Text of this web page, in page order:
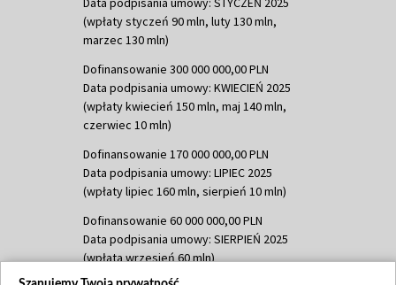
(wpłaty styczeń 90 mln, luty 130 mln,
marzec 130 mln)
Dofinansowanie 300 000 000,00 PLN
Data podpisania umowy: KWIECIEŃ 2025
(wpłaty kwiecień 150 mln, maj 140 mln,
czerwiec 10 mln)
Dofinansowanie 170 000 000,00 PLN
Data podpisania umowy: LIPIEC 2025
(wpłaty lipiec 160 mln, sierpień 10 mln)
Dofinansowanie 60 000 000,00 PLN
Data podpisania umowy: SIERPIEŃ 2025
(wpłata wrzesień 60 mln)